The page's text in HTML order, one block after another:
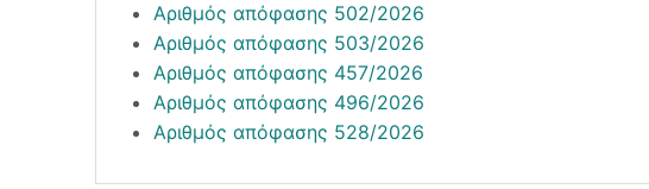
Αριθμός απόφασης 502/2026
Αριθμός απόφασης 503/2026
Αριθμός απόφασης 457/2026
Αριθμός απόφασης 496/2026
Αριθμός απόφασης 528/2026